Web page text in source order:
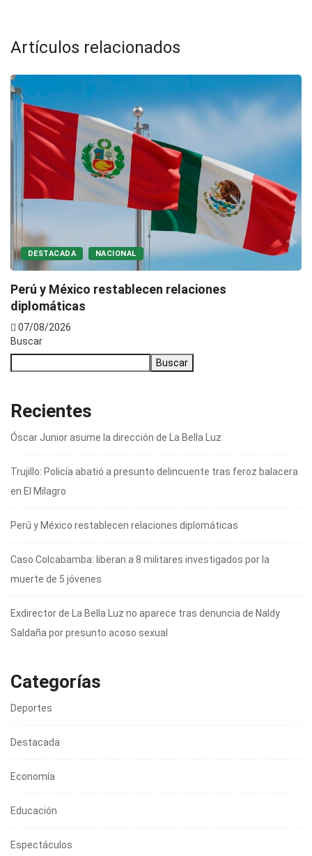
Artículos relacionados
DESTACADA NACIONAL
Perú y México restablecen relaciones
diplomáticas
07/08/2026
Buscar
Buscar
Recientes
Óscar Junior asume la dirección de La Bella Luz
Trujillo: Policía abatió a presunto delincuente tras feroz balacera
en El Milagro
Perú y México restablecen relaciones diplomáticas
Caso Colcabamba: liberan a 8 militares investigados por la
muerte de 5 jóvenes
Exdirector de La Bella Luz no aparece tras denuncia de Naldy
Saldaña por presunto acoso sexual
Categorías
Deportes
Destacada
Economía
Educación
Espectáculos